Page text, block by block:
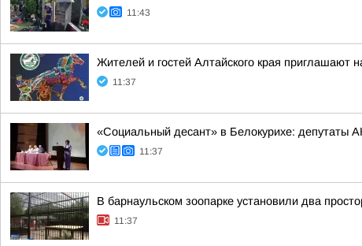
11:43
Жителей и гостей Алтайского края приглашают
11:37
«Социальный десант» в Белокурихе: депутаты
11:37
В барнаульском зоопарке установили два
11:37